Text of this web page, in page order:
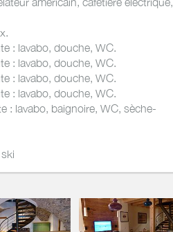
: lavabo, douche, WC.
: lavabo, douche, WC.
: lavabo, douche, WC.
: lavabo, douche, WC.
: lavabo, baignoire, WC, sèche-